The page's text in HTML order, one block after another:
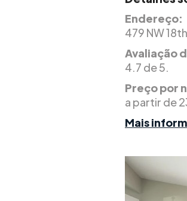
Endereço:
479 NW
Avaliação
4.7 de 5.
Preço por
a partir de
Mais